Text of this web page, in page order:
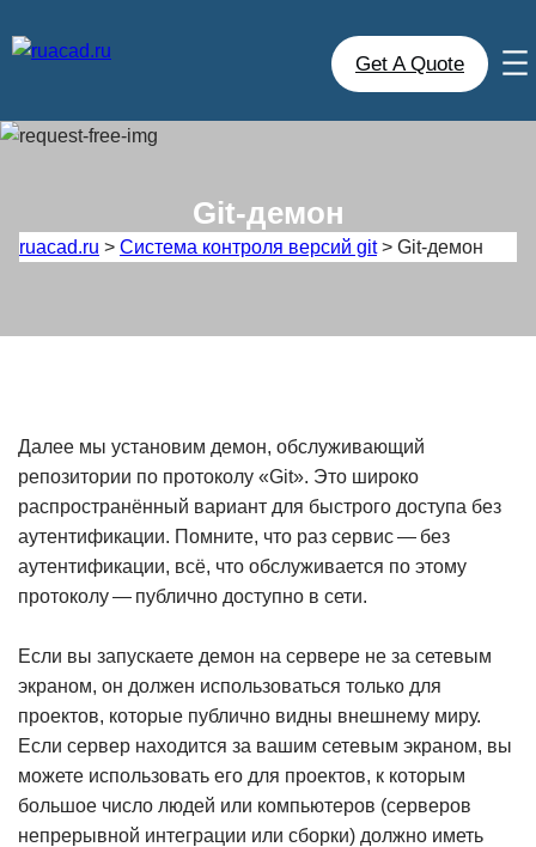
Get A Quote
Git-демон
ruacad.ru > Cистема контроля версий git> Git-демон
Далее мы установим демон, обслуживающий
репозитории по протоколу «Git». Это широко
распространённый вариант для быстрого доступа без
аутентификации. Помните, что раз сервис — без
аутентификации, всё, что обслуживается по этому
протоколу — публично доступно в сети.
Если вы запускаете демон на сервере не за сетевым
экраном, он должен использоваться только для
проектов, которые публично видны внешнему миру.
Если сервер находится за вашим сетевым экраном, вы
можете использовать его для проектов, к которым
большое число людей или компьютеров (серверов
непрерывной интеграции или сборки) должно иметь